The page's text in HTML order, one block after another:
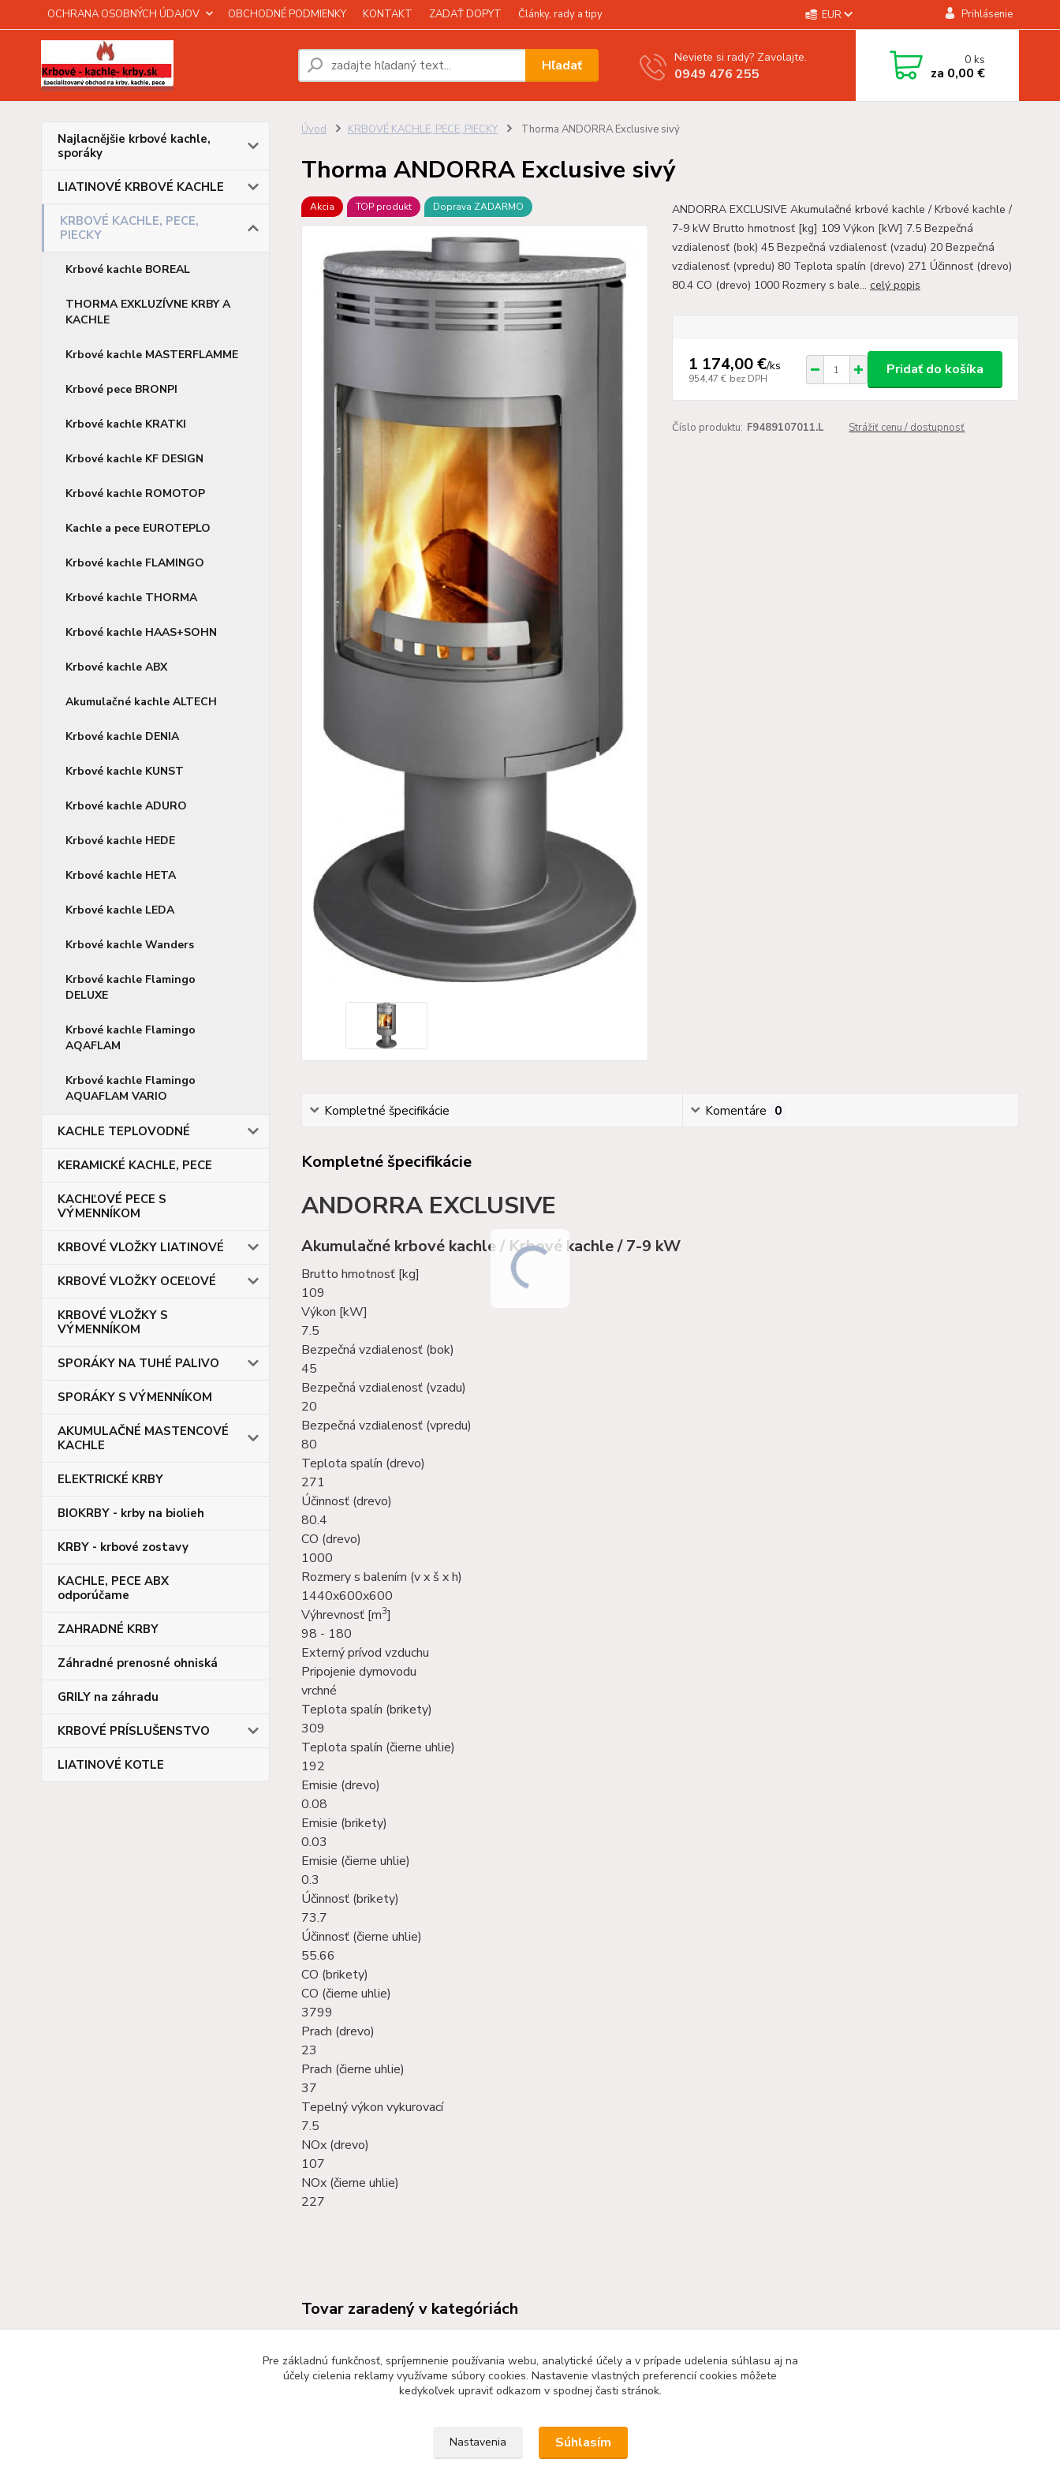
OCHRANA OSOBNÝCH ÚDAJOV OBCHODNÉ PODMIENKY KONTAKT ZADAŤ DOPYT Články, rady a tipy EUR Prihlásenie
Hľadať Neviete si rady? Zavolajte.
0949 476 255
0ks
za 0,00 €
Najlacnějšie krbové kachle,
sporáky
LIATINOVÉ KRBOVÉ KACHLE
KRBOVÉ KACHLE, PECE,
PIECKY
Krbové kachle BOREAL
THORMA EXKLUZÍVNE KRBY A
KACHLE
Krbové kachle MASTERFLAMME
Krbové pece BRONPI
Krbové kachle KRATKI
Krbové kachle KF DESIGN
Krbové kachle ROMOTOP
Kachle a pece EUROTEPLO
Krbové kachle FLAMINGO
Krbové kachle THORMA
Krbové kachle HAAS+SOHN
Krbové kachle ABX
Akumulačné kachle ALTECH
Krbové kachle DENIA
Krbové kachle KUNST
Krbové kachle ADURO
Krbové kachle HEDE
Krbové kachle HETA
Krbové kachle LEDA
Krbové kachle Wanders
Krbové kachle Flamingo
DELUXE
Krbové kachle Flamingo
AQAFLAM
Krbové kachle Flamingo
AQUAFLAM VARIO
KACHLE TEPLOVODNÉ
KERAMICKÉ KACHLE, PECE
KACHĽOVÉ PECE S
VÝMENNÍKOM
KRBOVÉ VLOŽKY LIATINOVÉ
KRBOVÉ VLOŽKY OCEĽOVÉ
KRBOVÉ VLOŽKY S
VÝMENNÍKOM
SPORÁKY NA TUHÉ PALIVO
SPORÁKY S VÝMENNÍKOM
AKUMULAČNÉ MASTENCOVÉ
KACHLE
ELEKTRICKÉ KRBY
BIOKRBY - krby na biolieh
KRBY - krbové zostavy
KACHLE, PECE ABX
odporúčame
ZAHRADNÉ KRBY
Záhradné prenosné ohniská
GRILY na záhradu
KRBOVÉ PRÍSLUŠENSTVO
LIATINOVÉ KOTLE
Úvod KRBOVÉ KACHLE, PECE, PIECKY Thorma ANDORRA Exclusive sivý
Thorma ANDORRA Exclusive sivý
Akcia TOP produkt Doprava ZADARMO
ANDORRA EXCLUSIVE Akumulačné krbové kachle / Krbové kachle /
7-9 kW Brutto hmotnosť [kg] 109 Výkon [kW] 7.5 Bezpečná
vzdialenosť (bok) 45 Bezpečná vzdialenosť (vzadu) 20 Bezpečná
vzdialenosť (vpredu) 80 Teplota spalín (drevo) 271 Účinnosť (drevo)
80.4 CO (drevo) 1000 Rozmery s bale... celý popis
1 174,00 €/ks
954,47 € bez DPH
Pridať do košíka
Číslo produktu: F9489107011.L Strážiť cenu / dostupnosť
Kompletné špecifikácie Komentáre 0
Kompletné špecifikácie
ANDORRA EXCLUSIVE
Akumulačné krbové kachle / Krbové kachle / 7-9 kW
Brutto hmotnosť [kg]
109
Výkon [kW]
7.5
Bezpečná vzdialenosť (bok)
45
Bezpečná vzdialenosť (vzadu)
20
Bezpečná vzdialenosť (vpredu)
80
Teplota spalín (drevo)
271
Účinnosť (drevo)
80.4
CO (drevo)
1000
Rozmery s balením (v x š x h)
1440x600x600
Výhrevnosť [m3]
98 - 180
Externý prívod vzduchu
Pripojenie dymovodu
vrchné
Teplota spalín (brikety)
309
Teplota spalín (čierne uhlie)
192
Emisie (drevo)
0.08
Emisie (brikety)
0.03
Emisie (čierne uhlie)
0.3
Účinnosť (brikety)
73.7
Účinnosť (čierne uhlie)
55.66
CO (brikety)
CO (čierne uhlie)
3799
Prach (drevo)
23
Prach (čierne uhlie)
37
Tepelný výkon vykurovací
7.5
NOx (drevo)
107
NOx (čierne uhlie)
227
Tovar zaradený v kategóriách
PIECKY
Pre základnú funkčnosť, spríjemnenie používania webu, analytické účely a v prípade udelenia súhlasu aj na
účely cielenia reklamy využívame súbory cookies. Nastavenie vlastných preferencií cookies môžete
kedykoľvek upraviť odkazom v spodnej časti stránok.
Nastavenia Súhlasím